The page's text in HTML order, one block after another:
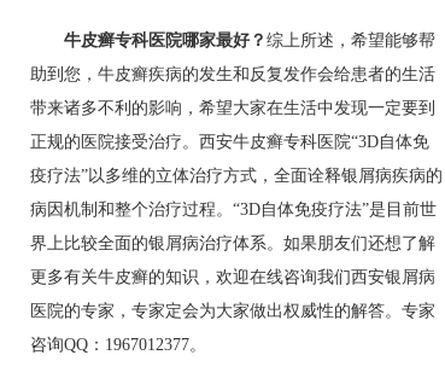
牛皮癣专科医院哪家最好？ 综上所述，希望能够帮
助到您，牛皮癣疾病的发生和反复发作会给患者的生活
带来诸多不利的影响，希望大家在生活中发现一定要到
正规的医院接受治疗。西安牛皮癣专科医院“3D自体免
疫疗法”以多维的立体治疗方式，全面诠释银屑病疾病的
病因机制和整个治疗过程。“3D自体免疫疗法”是目前世
界上比较全面的银屑病治疗体系。如果朋友们还想了解
更多有关牛皮癣的知识，欢迎在线咨询我们西安银屑病
医院的专家，专家定会为大家做出权威性的解答。专家
咨询QQ：1967012377。